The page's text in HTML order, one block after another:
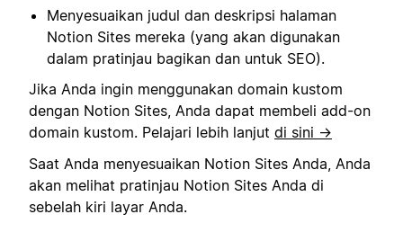
Menyesuaikan judul dan deskripsi halaman
Notion Sites mereka (yang akan digunakan
dalam pratinjau bagikan dan untuk SEO).
Jika Anda ingin menggunakan domain kustom
dengan Notion Sites, Anda dapat membeli add-on
domain kustom. Pelajari lebih lanjut di sini →
Saat Anda menyesuaikan Notion Sites Anda, Anda
akan melihat pratinjau Notion Sites Anda di
sebelah kiri layar Anda.